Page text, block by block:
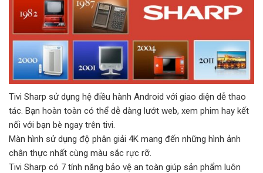
Tivi Sharp sử dụng hệ điều hành Android với giao diện dễ thao
tác. Bạn hoàn toàn có thể dễ dàng lướt web, xem phim hay kết
nối với bạn bè ngay trên tivi.
Màn hình sử dụng độ phân giải 4K mang đến những hình ảnh
chân thực nhất cùng màu sắc rực rỡ.
Tivi Sharp có 7 tính năng bảo vệ an toàn giúp sản phẩm luôn